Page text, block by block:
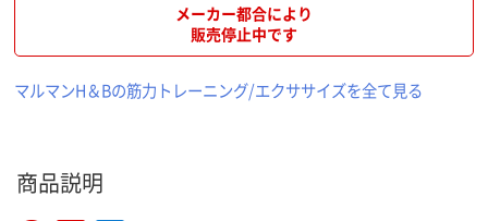
メーカー都合により
販売停止中です
マルマンH＆Bの筋力トレーニング/エクササイズを全て見る
商品説明